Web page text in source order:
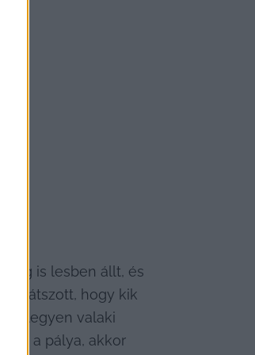
is lesben állt, és
jól látszott, hogy kik
legyen valaki
a pálya, akkor